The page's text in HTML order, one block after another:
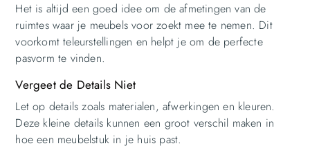
Het is altijd een goed idee om de afmetingen van de
ruimtes waar je meubels voor zoekt mee te nemen. Dit
voorkomt teleurstellingen en helpt je om de perfecte
pasvorm te vinden.
Vergeet de Details Niet
Let op details zoals materialen, afwerkingen en kleuren.
Deze kleine details kunnen een groot verschil maken in
hoe een meubelstuk in je huis past.